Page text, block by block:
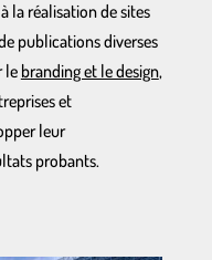
la réalisation de sites
publications diverses
lebranding et le design,
et
leur
probants.